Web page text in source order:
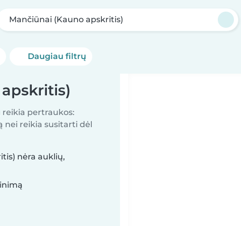
Mančiūnai (Kauno apskritis)
Daugiau filtrų
reikia pertraukos:
nei reikia susitarti dėl
nėra auklių,